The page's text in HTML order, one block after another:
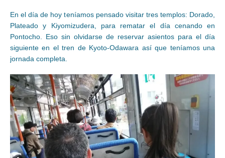
En el día de hoy teníamos pensado visitar tres templos: Dorado,
Plateado y Kiyomizudera, para rematar el día cenando en
Pontocho. Eso sin olvidarse de reservar asientos para el día
siguiente en el tren de Kyoto-Odawara así que teníamos una
jornada completa.